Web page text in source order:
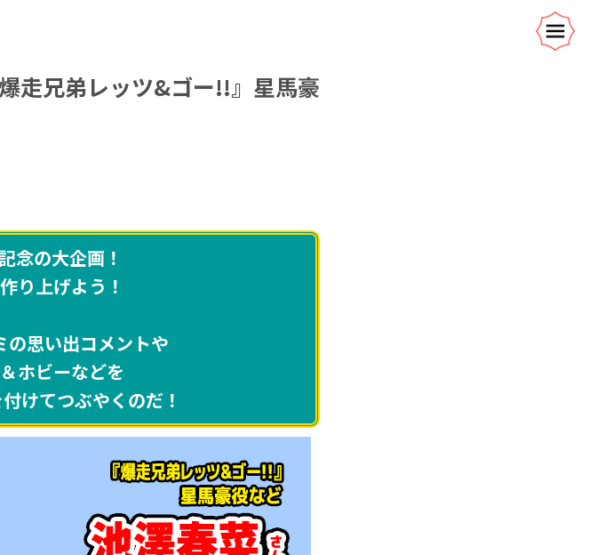
走兄弟レッツ&ゴー!!』星馬豪
念の大企画！
り上げよう！
の思い出コメントや
ホビーなどを
けてつぶやくのだ！